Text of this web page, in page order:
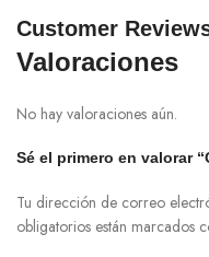
Customer
Valoraciones
No hay valoraciones aún.
Sé el primero en valorar
Tu dirección de correo
obligatorios están marcados